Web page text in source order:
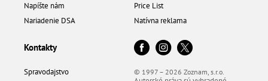
Napíšte nám
Nariadenie DSA
Price List
Natívna reklama
Kontakty
Spravodajstvo © 1997 – 2026 Zoznam, s.r.o.